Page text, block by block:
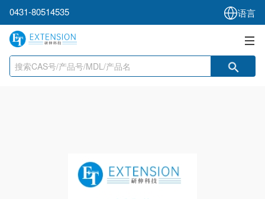
0431-80514535 语言